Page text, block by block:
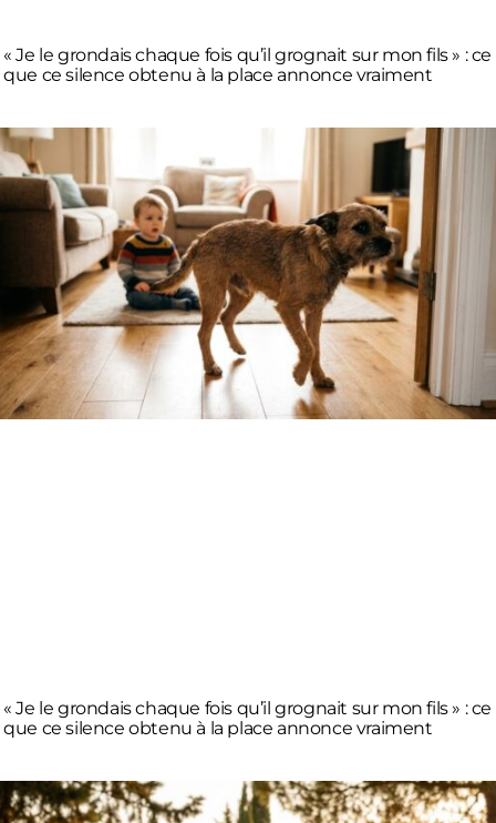
« Je le grondais chaque fois qu’il grognait sur mon fils » : ce
que ce silence obtenu à la place annonce vraiment
« Je le grondais chaque fois qu’il grognait sur mon fils » : ce
que ce silence obtenu à la place annonce vraiment